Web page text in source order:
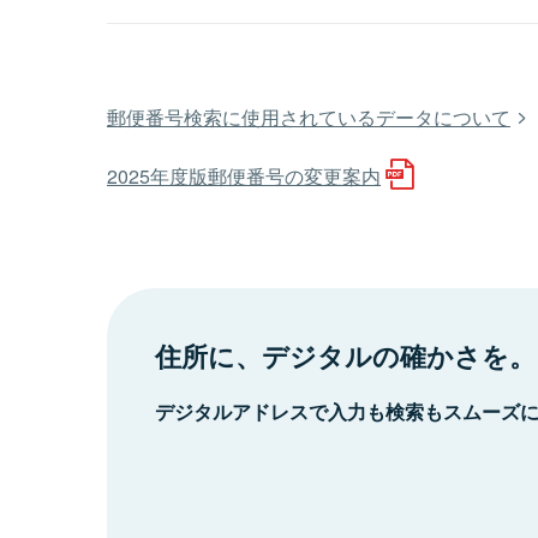
郵便番号検索に使用されているデータについて
2025年度版郵便番号の変更案内
住所に、デジタルの確かさを。
デジタルアドレスで入力も検索もスムーズ